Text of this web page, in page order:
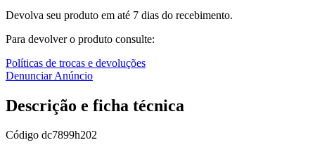
Devolva seu produto em até 7 dias do recebimento.
Para devolver o produto consulte:
Políticas de trocas e devoluções
Denunciar Anúncio
Descrição e ficha técnica
Código dc7899h202